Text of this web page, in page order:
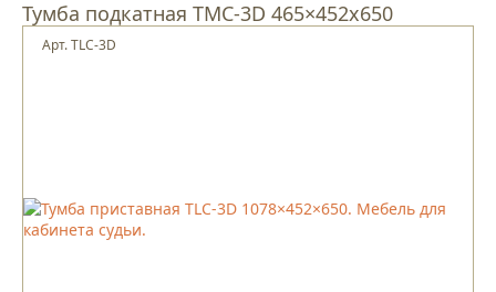
Тумба подкатная ТМС-3D 465×452х650
Арт. ТLC-3D